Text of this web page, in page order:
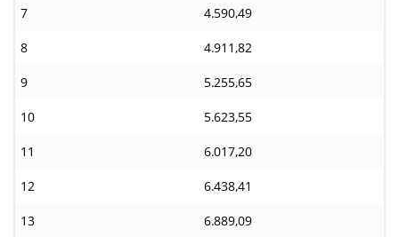
7 4.590,49
8 4.911,82
9 5.255,65
10 5.623,55
11 6.017,20
12 6.438,41
13 6.889,09